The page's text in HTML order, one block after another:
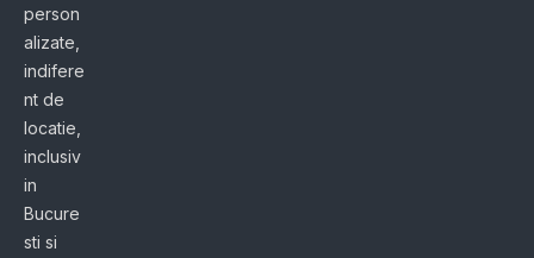
person
alizate,
indifere
nt de
locatie,
inclusiv
in
Bucure
sti si